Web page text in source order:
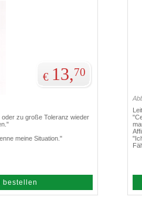
€ 13,70
zu große Toleranz wieder
meine Situation."
bestellen